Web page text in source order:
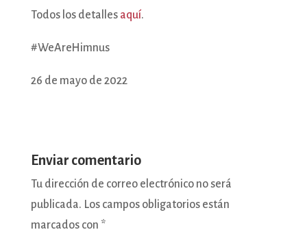
Todos los detalles aquí.
#WeAreHimnus
26 de mayo de 2022
Enviar comentario
Tu dirección de correo electrónico no será
publicada. Los campos obligatorios están
marcados con *